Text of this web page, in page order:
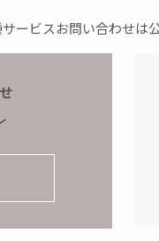
ービスお問い合わせは